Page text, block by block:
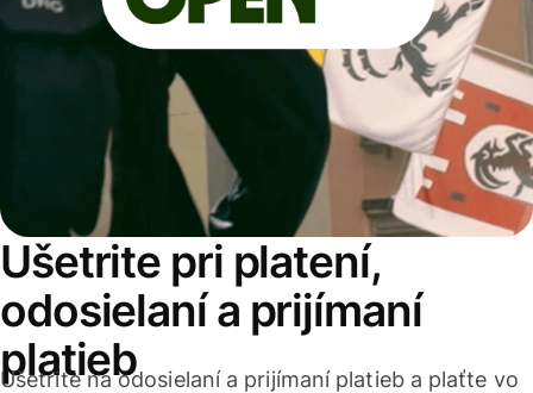
Ušetrite pri platení,
odosielaní a prijímaní
platieb
Ušetrite na odosielaní a prijímaní platieb a plaťte vo